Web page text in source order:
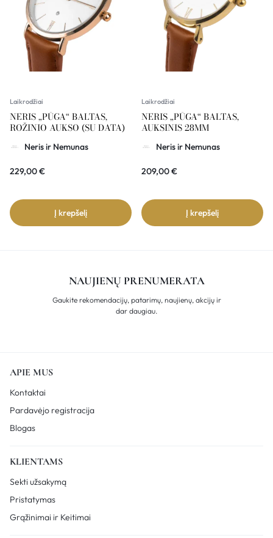
Laikrodžiai
NERIS „PŪGA“ BALTAS,
ROŽINIO AUKSO (SU DATA)
Neris ir Nemunas
229,00€
Į krepšelį
Laikrodžiai
NERIS „PŪGA“ BALTAS,
AUKSINIS 28MM
Neris ir Nemunas
209,00€
Į krepšelį
NAUJIENŲ PRENUMERATA
Gaukite rekomendacijų, patarimų, naujienų, akcijų ir
dar daugiau.
APIE MUS
Kontaktai
Pardavėjo registracija
Blogas
KLIENTAMS
Sekti užsakymą
Pristatymas
Grąžinimai ir Keitimai